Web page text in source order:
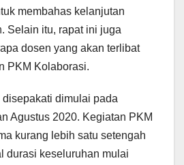
membahas kelanjutan
Selain itu, rapat ini juga
dosen yang akan terlibat
PKM Kolaborasi.
dimulai pada
Agustus 2020. Kegiatan PKM
kurang lebih satu setengah
durasi keseluruhan mulai